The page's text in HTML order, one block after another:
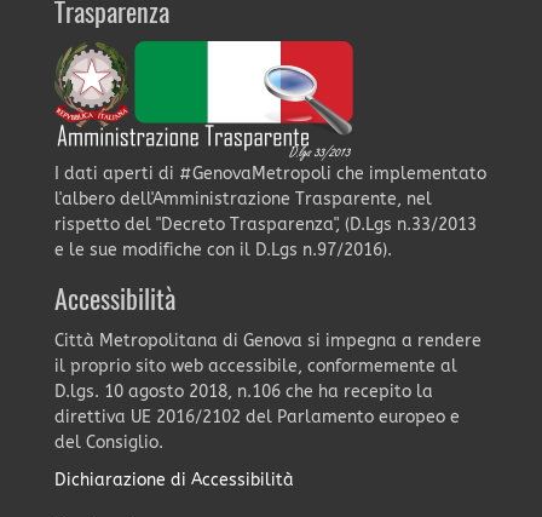
Trasparenza
I dati aperti di #GenovaMetropoli che implementato
l'albero dell'Amministrazione Trasparente, nel
rispetto del "Decreto Trasparenza", (D.Lgs n.33/2013
e le sue modifiche con il D.Lgs n.97/2016).
Accessibilità
Città Metropolitana di Genova si impegna a rendere
il proprio sito web accessibile, conformemente al
D.lgs. 10 agosto 2018, n.106 che ha recepito la
direttiva UE 2016/2102 del Parlamento europeo e
del Consiglio.
Dichiarazione di Accessibilità